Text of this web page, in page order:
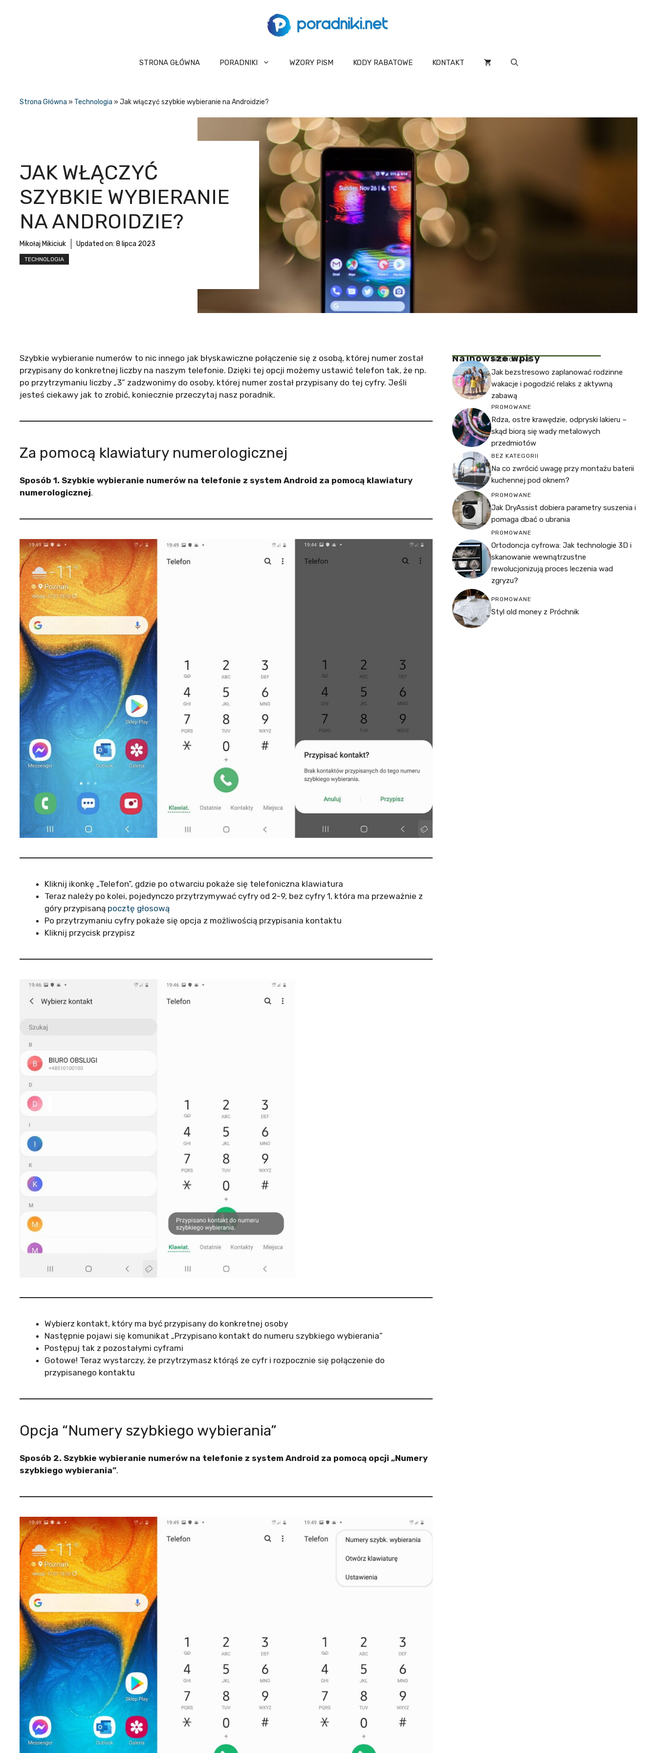
STRONA GŁÓWNA PORADNIKI WZORY PISM KODY RABATOWE KONTAKT
Strona Główna » Technologia » Jak włączyć szybkie wybieranie na Androidzie?
JAK WŁĄCZYĆ
SZYBKIE WYBIERANIE
NA ANDROIDZIE?
Mikołaj Mikiciuk Updated on: 8 lipca 2023
TECHNOLOGIA
Szybkie wybieranie numerów to nic innego jak błyskawiczne połączenie się z osobą, której numer został
przypisany do konkretnej liczby na naszym telefonie. Dzięki tej opcji możemy ustawić telefon tak, że np.
po przytrzymaniu liczby „3” zadzwonimy do osoby, której numer został przypisany do tej cyfry. Jeśli
jesteś ciekawy jak to zrobić, koniecznie przeczytaj nasz poradnik.
Za pomocą klawiatury numerologicznej
Sposób 1. Szybkie wybieranie numerów na telefonie z system Android za pomocą klawiatury
numerologicznej.
Kliknij ikonkę „Telefon”, gdzie po otwarciu pokaże się telefoniczna klawiatura
Teraz należy po kolei, pojedynczo przytrzymywać cyfry od 2-9, bez cyfry 1, która ma przeważnie z
góry przypisaną pocztę głosową
Po przytrzymaniu cyfry pokaże się opcja z możliwością przypisania kontaktu
Kliknij przycisk przypisz
Wybierz kontakt, który ma być przypisany do konkretnej osoby
Następnie pojawi się komunikat „Przypisano kontakt do numeru szybkiego wybierania”
Postępuj tak z pozostałymi cyframi
Gotowe! Teraz wystarczy, że przytrzymasz którąś ze cyfr i rozpocznie się połączenie do
przypisanego kontaktu
Opcja “Numery szybkiego wybierania”
Sposób 2. Szybkie wybieranie numerów na telefonie z system Android za pomocą opcji „Numery
szybkiego wybierania”.
Najnowsze Wpisy
PROMOWANE
Jak bezstresowo zaplanować rodzinne
wakacje i pogodzić relaks z aktywną
zabawą
PROMOWANE
Rdza, ostre krawędzie, odpryski lakieru –
skąd biorą się wady metalowych
przedmiotów
BEZ KATEGORII
Na co zwrócić uwagę przy montażu baterii
kuchennej pod oknem?
PROMOWANE
Jak DryAssist dobiera parametry suszenia i
pomaga dbać o ubrania
PROMOWANE
Ortodoncja cyfrowa: Jak technologie 3D i
skanowanie wewnątrzustne
rewolucjonizują proces leczenia wad
zgryzu?
PROMOWANE
Styl old money z Próchnik